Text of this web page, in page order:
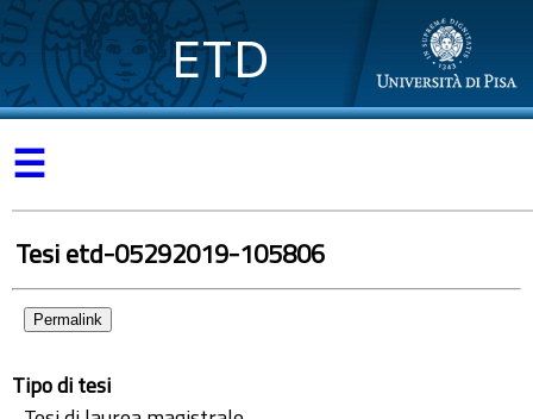
ETD
☰
Tesi etd-05292019-105806
Permalink
Tipo di tesi